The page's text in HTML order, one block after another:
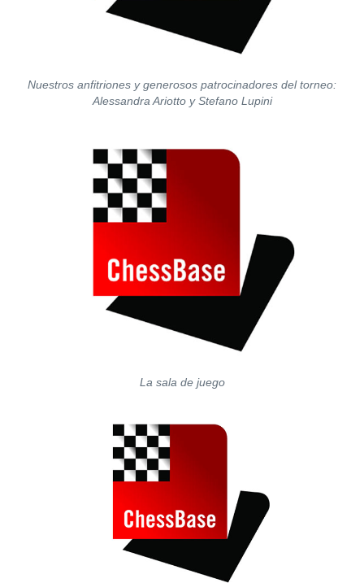
Nuestros anfitriones y generosos patrocinadores del torneo:
Alessandra Ariotto y Stefano Lupini
La sala de juego